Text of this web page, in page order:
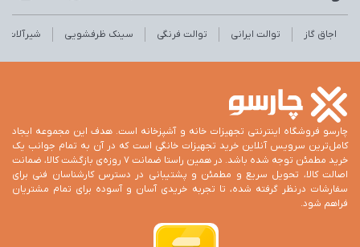
اجاق گاز توالت ایرانی توالت فرنگی سینک ظرفشویی شیرآلات
چارسو فروشگاه اینترنتی تجهیزات خانه و آشپزخانه است. هدف این مجموعه ایجاد
کامل‌ترین سرویس آنلاین خرید تجهیزات خانگی است که در آن به تمام جوانب یک
خرید مطمئن توجه شده باشد. در همین راستا ضمانت 7 روزه‌ی بازگشت کالا، ضمانت
اصالت کالا، تحویل سریع و مطمئن و پشتیبانی در دسترس کارشناسان فنی برای
سفارشات درنظر گرفته شده، تا تجربه خریدی آسان و آسوده برای تمام مشتریان
فراهم شود.